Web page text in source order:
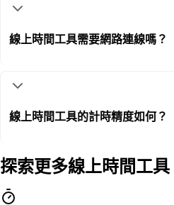
線上時間工具需要網路連線嗎？
線上時間工具的計時精度如何？
探索更多線上時間工具